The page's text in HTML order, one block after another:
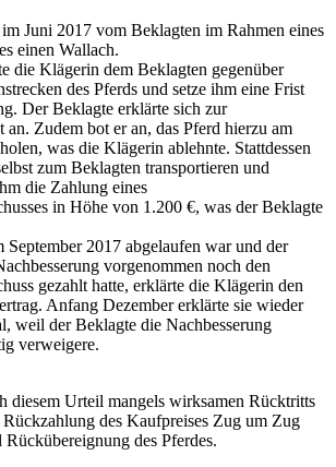
Juni 2017 vom Beklagten im Rahmen eines
einen Wallach.
die Klägerin dem Beklagten gegenüber
des Pferds und setze ihm eine Frist
Der Beklagte erklärte sich zur
an. Zudem bot er an, das Pferd hierzu am
was die Klägerin ablehnte. Stattdessen
zum Beklagten transportieren und
die Zahlung eines
in Höhe von 1.200 €, was der Beklagte
September 2017 abgelaufen war und der
vorgenommen noch den
gezahlt hatte, erklärte die Klägerin den
Anfang Dezember erklärte sie wieder
weil der Beklagte die Nachbesserung
verweigere.
diesem Urteil mangels wirksamen Rücktritts
des Kaufpreises Zug um Zug
Rückübereignung des Pferdes.